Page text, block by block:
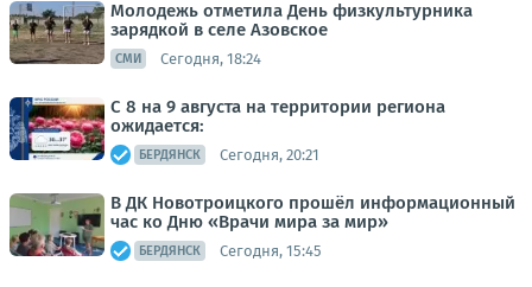
Молодежь отметила День физкультурника
зарядкой в селе Азовское
СМИ Сегодня, 18:24
С 8 на 9 августа на территории региона
ожидается:
БЕРДЯНСК Сегодня, 20:21
В ДК Новотроицкого прошёл информационный
час ко Дню «Врачи мира за мир»
БЕРДЯНСК Сегодня, 15:45